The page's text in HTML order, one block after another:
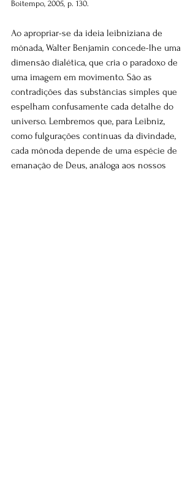
Boitempo, 2005, p. 130.
Ao apropriar-se da ideia leibniziana de
mônada, Walter Benjamin concede-lhe uma
dimensão dialética, que cria o paradoxo de
uma imagem em movimento. São as
contradições das substâncias simples que
espelham confusamente cada detalhe do
universo. Lembremos que, para Leibniz,
como fulgurações contínuas da divindade,
cada mônoda depende de uma espécie de
emanação de Deus, análoga aos nossos